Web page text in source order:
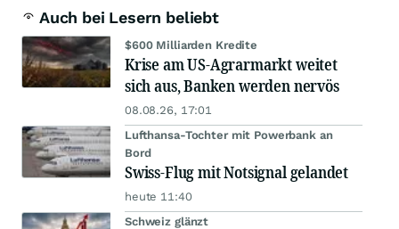
Auch bei Lesern beliebt
$600 Milliarden Kredite
Krise am US-Agrarmarkt weitet
sich aus, Banken werden nervös
08.08.26, 17:01
Lufthansa-Tochter mit Powerbank an
Bord
Swiss-Flug mit Notsignal gelandet
heute 11:40
Schweiz glänzt